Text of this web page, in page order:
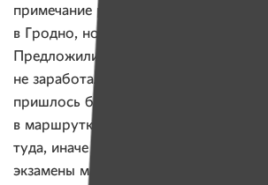
примечание редакции). Поступала
в Гродно, но не хватило трех
Предложили учиться платно, но
не заработала и не потратила бы на
пришлось бы снимать жилье. Ну
в маршрутке мимо Слуцка —
туда, иначе бы вообще пролетела.
экзамены могла не сдавать,